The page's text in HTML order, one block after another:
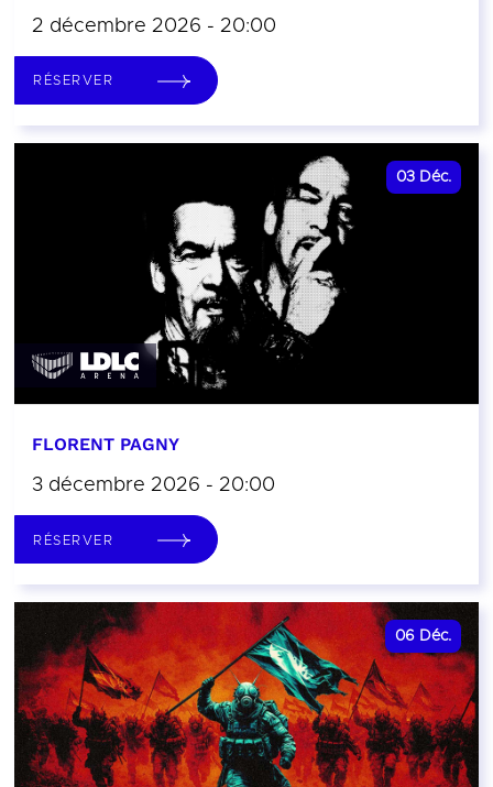
2 décembre 2026 - 20:00
RÉSERVER
03 Déc.
FLORENT PAGNY
3 décembre 2026 - 20:00
RÉSERVER
06 Déc.